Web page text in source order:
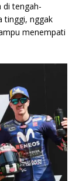
di tengah-
tinggi, nggak
menempati